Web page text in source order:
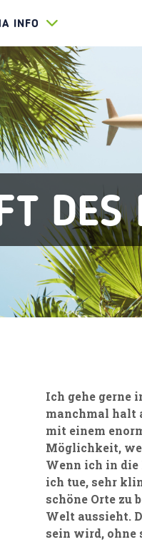
INFO
DES
Ich gehe gerne
manchmal halt
mit einem
Möglichkeit,
Wenn ich in die
ich tue, sehr
schöne Orte zu
Welt aussieht.
sein wird, ohne